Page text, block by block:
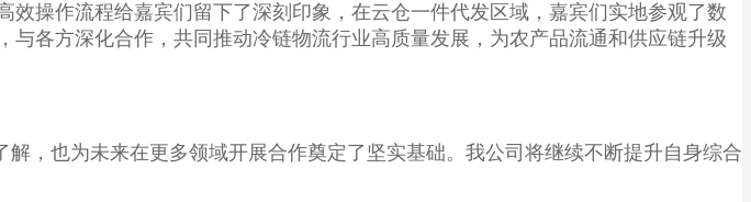
操作流程给嘉宾们留下了深刻印象，在云仓一件代发区域，嘉宾们实地参观了数
各方深化合作，共同推动冷链物流行业高质量发展，为农产品流通和供应链升级
，也为未来在更多领域开展合作奠定了坚实基础。我公司将继续不断提升自身综合